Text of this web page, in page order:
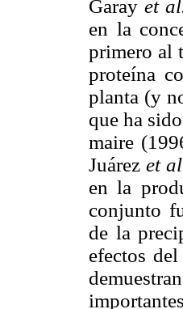
Garay et
en la
primero al
proteína
planta (y
que ha
maire
Juárezet
en la
conjunto
de la
efectos